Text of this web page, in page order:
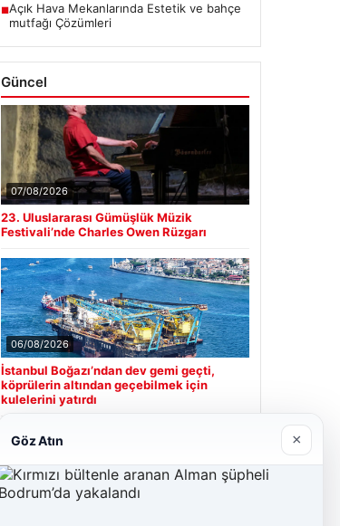
■Açık Hava Mekanlarında Estetik ve bahçe
mutfağı Çözümleri
Güncel
07/08/2026
23. Uluslararası Gümüşlük Müzik
Festivali’nde Charles Owen Rüzgarı
06/08/2026
İstanbul Boğazı’ndan dev gemi geçti,
köprülerin altından geçebilmek için
kulelerini yatırdı
Son Eklenen Firmalar
Göz Atın ×